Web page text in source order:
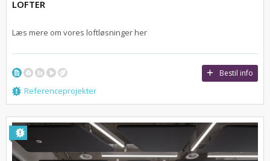
LOFTER
Læs mere om vores loftløsninger her
Bestil info
Referenceprojekter